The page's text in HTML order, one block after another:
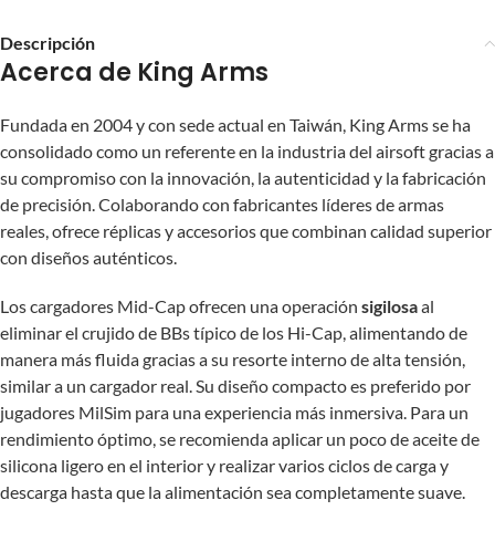
Descripción
Acerca de King Arms
Fundada en 2004 y con sede actual en Taiwán, King Arms se ha
consolidado como un referente en la industria del airsoft gracias a
su compromiso con la innovación, la autenticidad y la fabricación
de precisión. Colaborando con fabricantes líderes de armas
reales, ofrece réplicas y accesorios que combinan calidad superior
con diseños auténticos.
Los cargadores Mid-Cap ofrecen una operación sigilosaal
eliminar el crujido de BBs típico de los Hi-Cap, alimentando de
manera más fluida gracias a su resorte interno de alta tensión,
similar a un cargador real. Su diseño compacto es preferido por
jugadores MilSim para una experiencia más inmersiva. Para un
rendimiento óptimo, se recomienda aplicar un poco de aceite de
silicona ligero en el interior y realizar varios ciclos de carga y
descarga hasta que la alimentación sea completamente suave.